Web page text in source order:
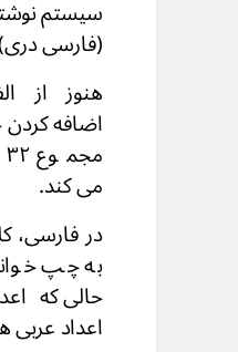
سیستم
(فارسی
هنوز از
اضافه
می کند.
در فارسی،
به چپ
حالی که
اعداد عربی